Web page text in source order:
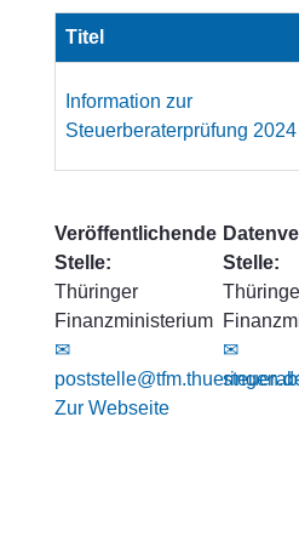
Titel
Information zur
Steuerberaterprüfung 2024
Veröffentlichende
Stelle:
Thüringer
Finanzministerium
✉
Zur Webseite
Stelle:
✉